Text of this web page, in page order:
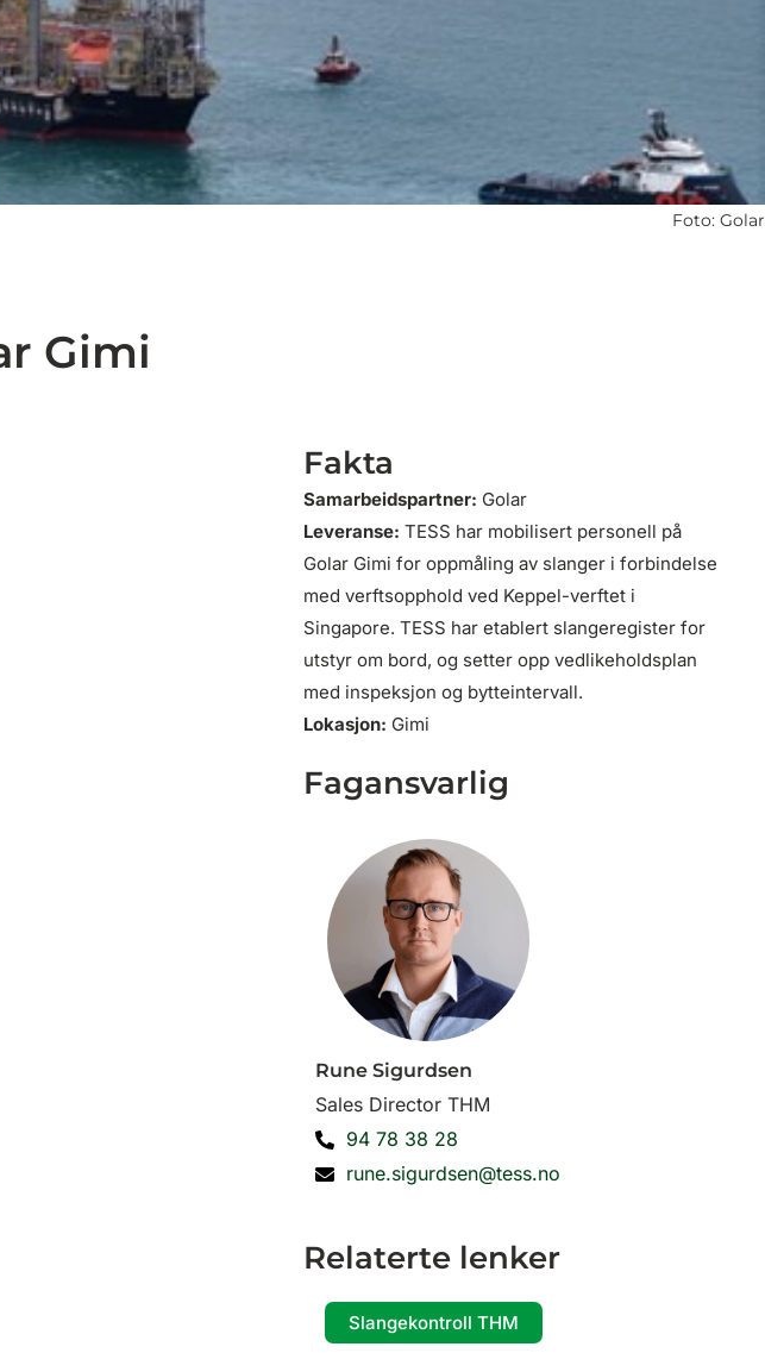
Foto: Golar
Gimi
Fakta
Samarbeidspartner: Golar
Leveranse: TESS har mobilisert personell på
Golar Gimi for oppmåling av slanger i forbindelse
med verftsopphold ved Keppel-verftet i
Singapore. TESS har etablert slangeregister for
utstyr om bord, og setter opp vedlikeholdsplan
med inspeksjon og bytteintervall.
Lokasjon: Gimi
Fagansvarlig
Rune Sigurdsen
Sales Director THM
94 78 38 28
rune.sigurdsen@tess.no
Relaterte lenker
Slangekontroll THM